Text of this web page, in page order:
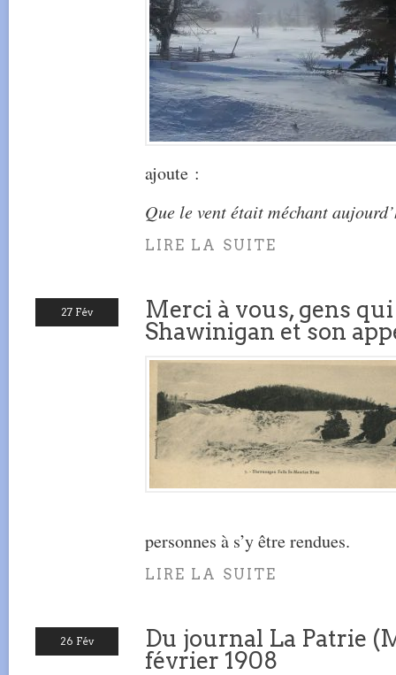
ajoute :
Que le vent était méchant
LIRE LA SUITE
27 Fév
Merci à vous, gens
Shawinigan et son
personnes à s’y être rendues.
LIRE LA SUITE
26 Fév
Du journal La Patrie
février 1908